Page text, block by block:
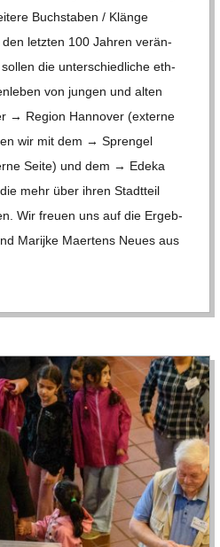
Buch­sta­ben /​​ Klänge
den letz­ten 100 Jah­ren ver­än­
die unter­schied­li­che eth­
von jun­gen und alten
→ Region Han­no­ver (externe
wir mit dem → Spren­gel
Seite) und dem → Edeka
mehr über ihren Stadt­teil
Wir freuen uns auf die Ergeb­
Mari­jke Maer­tens Neues aus